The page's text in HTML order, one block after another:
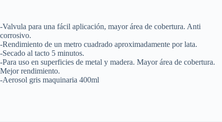
-Valvula para una fácil aplicación, mayor área de cobertura. Anti
corrosivo.
-Rendimiento de un metro cuadrado aproximadamente por lata.
-Secado al tacto 5 minutos.
-Para uso en superficies de metal y madera. Mayor área de cobertura.
Mejor rendimiento.
-Aerosol gris maquinaria 400ml